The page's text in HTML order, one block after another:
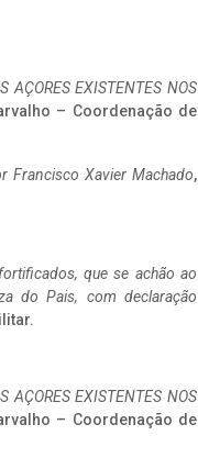
AÇORES EXISTENTES NOS
– Coordenação de
Francisco Xavier Machado,
que se achão ao
do Pais, com declaração
AÇORES EXISTENTES NOS
– Coordenação de